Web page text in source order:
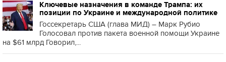
Ключевые назначения в команде Трампа: их
позиции по Украине и международной политике
Госсекретарь США (глава МИД) – Марк Рубио
Голосовал против пакета военной помощи Украине
на $61 млрд Говорил,...